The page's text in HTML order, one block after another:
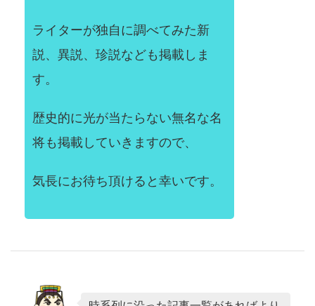
ライターが独自に調べてみた新
説、異説、珍説なども掲載しま
す。
歴史的に光が当たらない無名な名
将も掲載していきますので、
気長にお待ち頂けると幸いです。